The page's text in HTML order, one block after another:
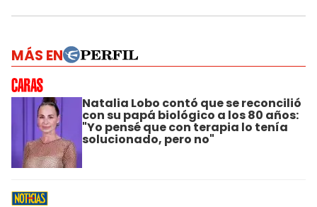
MÁS EN
Natalia Lobo contó que se reconcilió
con su papá biológico a los 80 años:
"Yo pensé que con terapia lo tenía
solucionado, pero no"